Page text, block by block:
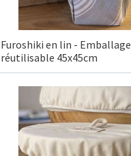
Furoshiki en lin - Emballage
réutilisable 45x45cm